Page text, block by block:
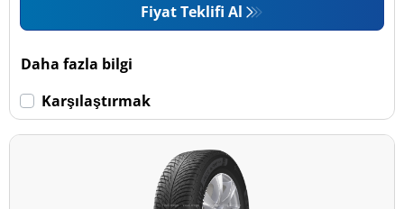
Fiyat Teklifi Al
Daha fazla bilgi
Karşılaştırmak